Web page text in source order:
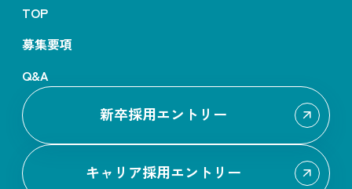
TOP
募集要項
Q&A
新卒採用エントリー
キャリア採用エントリー